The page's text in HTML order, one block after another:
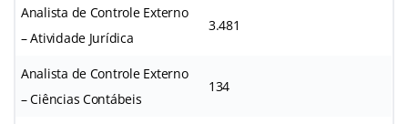
Analista de Controle Externo
– Atividade Jurídica
3.481
Analista de Controle Externo
– Ciências Contábeis
134